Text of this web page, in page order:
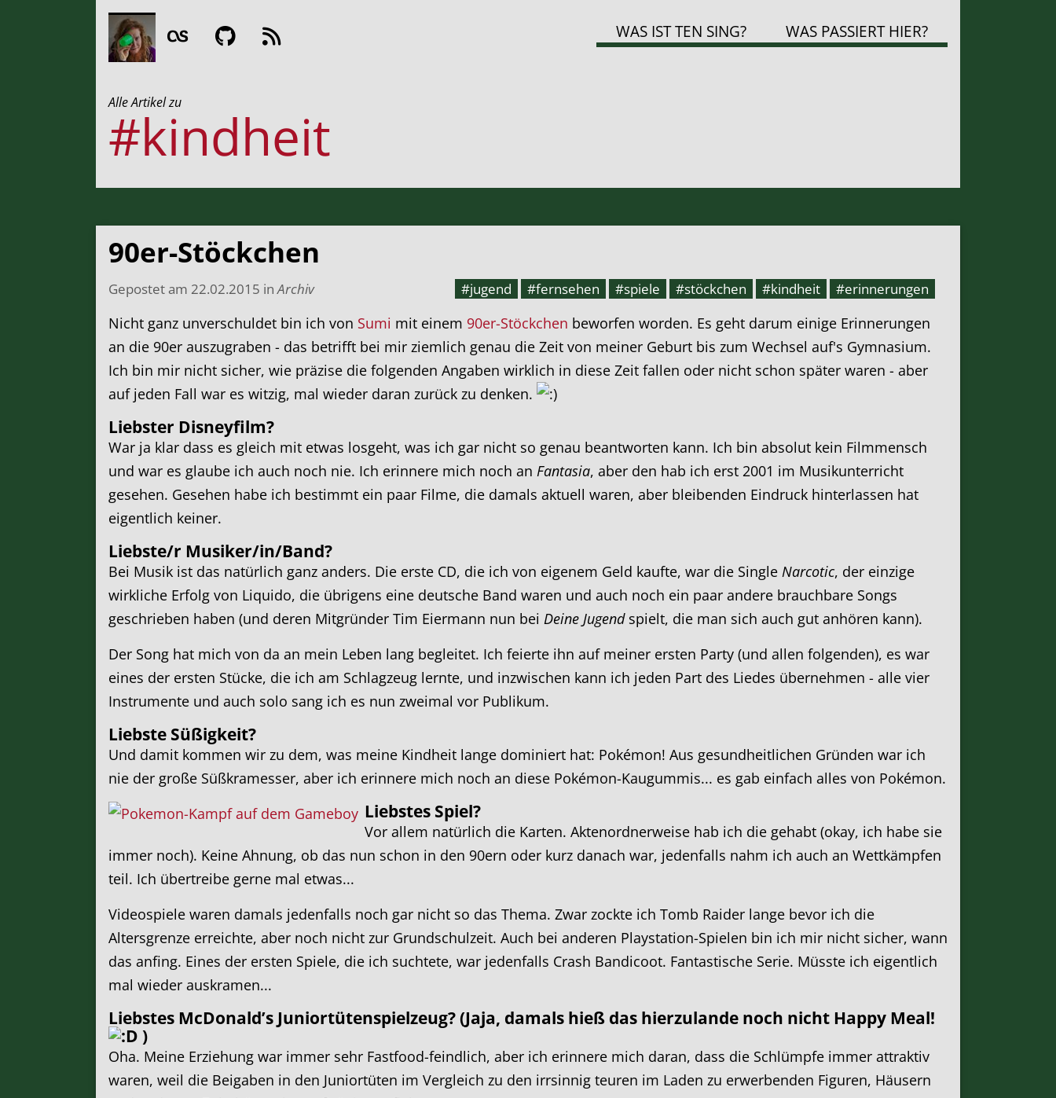
WAS IST TEN SING? WAS PASSIERT HIER?
Alle Artikel zu
#kindheit
90er-Stöckchen
Gepostet am 22.02.2015 inArchiv #jugend #fernsehen #spiele #stöckchen #kindheit
#erinnerungen
Nicht ganz unverschuldet bin ich von Sumi mit einem 90er-Stöckchen beworfen worden. Es geht darum einige Erinnerungen
an die 90er auszugraben - das betrifft bei mir ziemlich genau die Zeit von meiner Geburt bis zum Wechsel auf's Gymnasium.
Ich bin mir nicht sicher, wie präzise die folgenden Angaben wirklich in diese Zeit fallen oder nicht schon später waren - aber
auf jeden Fall war es witzig, mal wieder daran zurück zu denken.
Liebster Disneyfilm?
War ja klar dass es gleich mit etwas losgeht, was ich gar nicht so genau beantworten kann. Ich bin absolut kein Filmmensch
und war es glaube ich auch noch nie. Ich erinnere mich noch an Fantasia, aber den hab ich erst 2001 im Musikunterricht
gesehen. Gesehen habe ich bestimmt ein paar Filme, die damals aktuell waren, aber bleibenden Eindruck hinterlassen hat
eigentlich keiner.
Liebste/r Musiker/in/Band?
Bei Musik ist das natürlich ganz anders. Die erste CD, die ich von eigenem Geld kaufte, war die Single Narcotic, der einzige
wirkliche Erfolg von Liquido, die übrigens eine deutsche Band waren und auch noch ein paar andere brauchbare Songs
geschrieben haben (und deren Mitgründer Tim Eiermann nun bei Deine Jugendspielt, die man sich auch gut anhören kann).
Der Song hat mich von da an mein Leben lang begleitet. Ich feierte ihn auf meiner ersten Party (und allen folgenden), es war
eines der ersten Stücke, die ich am Schlagzeug lernte, und inzwischen kann ich jeden Part des Liedes übernehmen - alle vier
Instrumente und auch solo sang ich es nun zweimal vor Publikum.
Liebste Süßigkeit?
Und damit kommen wir zu dem, was meine Kindheit lange dominiert hat: Pokémon! Aus gesundheitlichen Gründen war ich
nie der große Süßkramesser, aber ich erinnere mich noch an diese Pokémon-Kaugummis... es gab einfach alles von Pokémon.
Liebstes Spiel?
Vor allem natürlich die Karten. Aktenordnerweise hab ich die gehabt (okay, ich habe sie
immer noch). Keine Ahnung, ob das nun schon in den 90ern oder kurz danach war, jedenfalls nahm ich auch an Wettkämpfen
teil. Ich übertreibe gerne mal etwas...
Videospiele waren damals jedenfalls noch gar nicht so das Thema. Zwar zockte ich Tomb Raider lange bevor ich die
Altersgrenze erreichte, aber noch nicht zur Grundschulzeit. Auch bei anderen Playstation-Spielen bin ich mir nicht sicher, wann
das anfing. Eines der ersten Spiele, die ich suchtete, war jedenfalls Crash Bandicoot. Fantastische Serie. Müsste ich eigentlich
mal wieder auskramen...
Liebstes McDonald’s Juniortütenspielzeug? (Jaja, damals hieß das hierzulande noch nicht Happy Meal!
)
Oha. Meine Erziehung war immer sehr Fastfood-feindlich, aber ich erinnere mich daran, dass die Schlümpfe immer attraktiv
waren, weil die Beigaben in den Juniortüten im Vergleich zu den irrsinnig teuren im Laden zu erwerbenden Figuren, Häusern